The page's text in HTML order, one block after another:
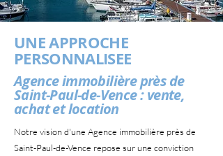
UNE APPROCHE
PERSONNALISEE
Agence immobilière près de
Saint-Paul-de-Vence : vente,
achat et location
Notre vision d'une Agence immobilière près de
Saint-Paul-de-Vence repose sur une conviction